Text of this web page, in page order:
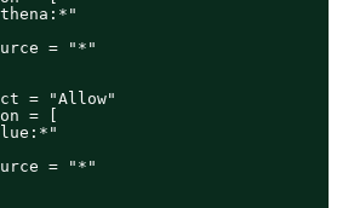
= "*"
= "Allow"
= [
= "*"